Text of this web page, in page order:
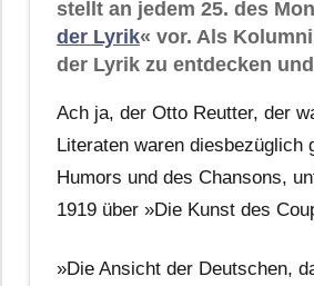
stellt an jedem 25. des
der Lyrik« vor. Als
der Lyrik zu entdecken
Ach ja, der Otto Reutter, der
Literaten waren
Humors und des Chansons,
1919 über »Die Kunst des
»Die Ansicht der Deutschen,